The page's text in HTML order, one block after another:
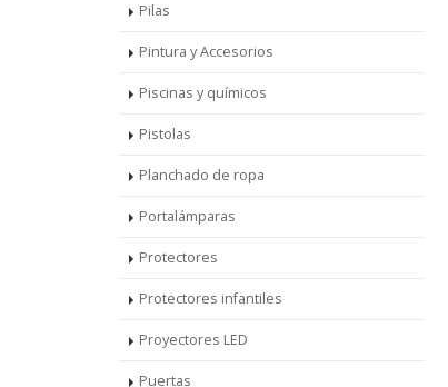
Pilas
Pintura y Accesorios
Piscinas y químicos
Pistolas
Planchado de ropa
Portalámparas
Protectores
Protectores infantiles
Proyectores LED
Puertas